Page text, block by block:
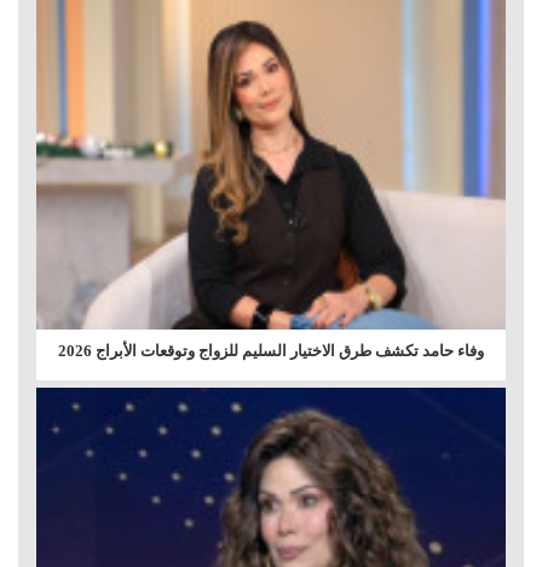
وفاء حامد تكشف طرق الاختيار السليم للزواج وتوقعات الأبراج 2026